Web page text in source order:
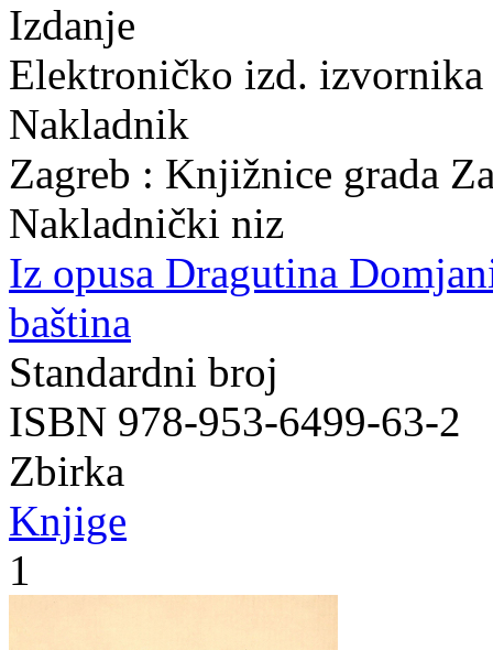
Izdanje
Elektroničko izd.
Nakladnik
Zagreb : Knjižnice grada
Nakladnički niz
Iz opusa Dragutina
baština
Standardni broj
ISBN 978-953-6499-63-2
Zbirka
Knjige
1